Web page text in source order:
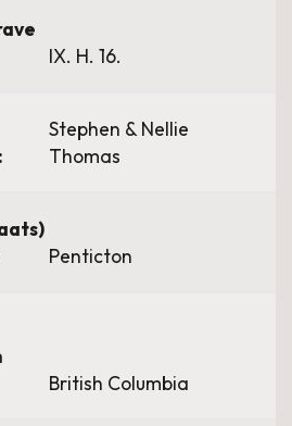
IX. H. 16.
Stephen & Nellie
Thomas
Penticton
British Columbia